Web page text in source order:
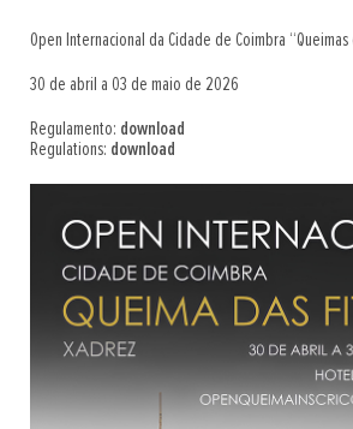
Open Internacional da Cidade de Coimbra “Queimas
30 de abril a 03 de maio de 2026
Regulamento: download
Regulations: download